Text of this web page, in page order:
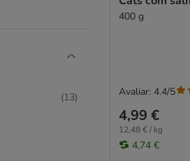
(13)
400 g
4,99 €
12,48 € / kg
4,74 €
Avaliar: 4.4/5